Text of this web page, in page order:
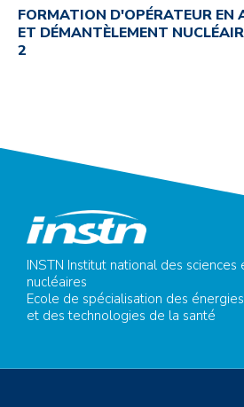
FORMATION D'OPÉRATEUR EN
ET DÉMANTÈLEMENT
2
INSTN Institut national des sciences
nucléaires
Ecole de spécialisation des
et des technologies de la santé